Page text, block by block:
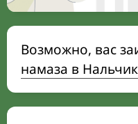
Возможно, вас
намаза в